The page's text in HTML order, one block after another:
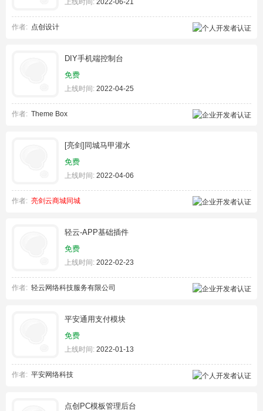
上线时间: 2022-06-21
作者: 点创设计
DIY手机端控制台
免费
上线时间: 2022-04-25
作者: Theme Box
[亮剑]同城马甲灌水
免费
上线时间: 2022-04-06
作者: 亮剑云商城同城
轻云-APP基础插件
免费
上线时间: 2022-02-23
作者: 轻云网络科技服务有限公司
平安通用支付模块
免费
上线时间: 2022-01-13
作者: 平安网络科技
点创PC模板管理后台